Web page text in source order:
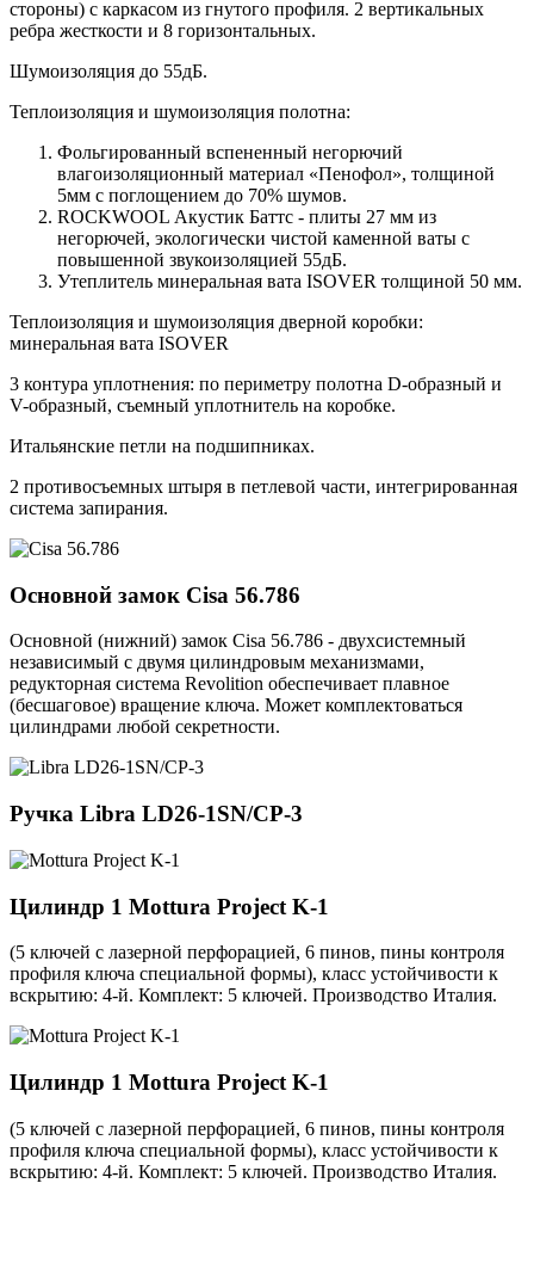
стороны) c каркасом из гнутого профиля. 2 вертикальных
ребра жесткости и 8 горизонтальных.
Шумоизоляция до 55дБ.
Теплоизоляция и шумоизоляция полотна:
Фольгированный вспененный негорючий
влагоизоляционный материал «Пенофол», толщиной
5мм с поглощением до 70% шумов.
ROCKWOOL Акустик Баттс - плиты 27 мм из
негорючей, экологически чистой каменной ваты с
повышенной звукоизоляцией 55дБ.
Утеплитель минеральная вата ISOVER толщиной 50 мм.
Теплоизоляция и шумоизоляция дверной коробки:
минеральная вата ISOVER
3 контура уплотнения: по периметру полотна D-образный и
V-образный, съемный уплотнитель на коробке.
Итальянские петли на подшипниках.
2 противосъемных штыря в петлевой части, интегрированная
система запирания.
Основной замок Cisa 56.786
Основной (нижний) замок Cisa 56.786 - двухсистемный
независимый с двумя цилиндровым механизмами,
редукторная система Revolition обеспечивает плавное
(бесшаговое) вращение ключа. Может комплектоваться
цилиндрами любой секретности.
Ручка Libra LD26-1SN/CP-3
Цилиндр 1 Mottura Project K-1
(5 ключей с лазерной перфорацией, 6 пинов, пины контроля
профиля ключа специальной формы), класс устойчивости к
вскрытию: 4-й. Комплект: 5 ключей. Производство Италия.
Цилиндр 1 Mottura Project K-1
(5 ключей с лазерной перфорацией, 6 пинов, пины контроля
профиля ключа специальной формы), класс устойчивости к
вскрытию: 4-й. Комплект: 5 ключей. Производство Италия.